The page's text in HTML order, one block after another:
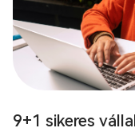
9+1 sikeres